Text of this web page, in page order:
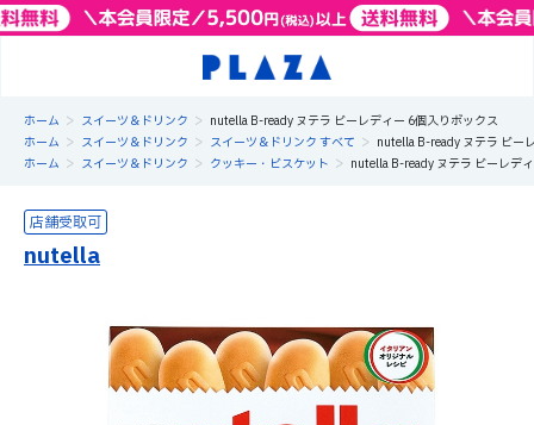
ホーム > スイーツ＆ドリンク > nutella B-ready ヌテラ ビーレディー 6個入りボックス
ホーム > スイーツ＆ドリンク > スイーツ＆ドリンク すべて > nutella B-ready ヌテラ ビー
ホーム > スイーツ＆ドリンク > クッキー・ビスケット > nutella B-ready ヌテラ ビーレデ
nutella